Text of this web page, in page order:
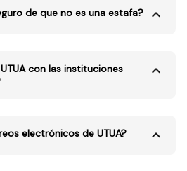
de que no es una estafa?
con las instituciones
electrónicos de UTUA?